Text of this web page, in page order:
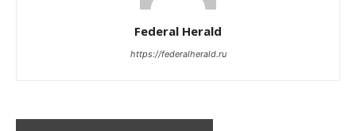
Federal Herald
https://federalherald.ru